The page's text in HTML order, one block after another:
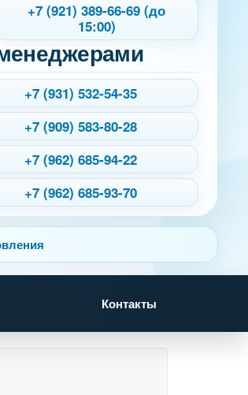
+7 (921) 389-66-69 (до
15:00)
+7 (931) 532-54-35
+7 (909) 583-80-28
+7 (962) 685-94-22
+7 (962) 685-93-70
Контакты